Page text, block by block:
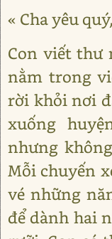
« Cha yêu quý,
Con viết thư
nằm trong
rời khỏi nơi
xuống
nhưng
Mỗi chuyến
vé những
để dành hai